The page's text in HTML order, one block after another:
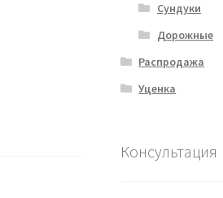
Сундуки
Дорожные
Распродажа
Уценка
Консультация